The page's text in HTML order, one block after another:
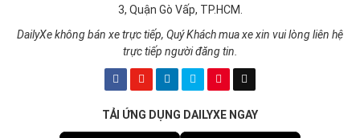
3, Quận Gò Vấp, TP.HCM.
DailyXe không bán xe trực tiếp, Quý Khách mua xe xin vui lòng liên hệ
trực tiếp người đăng tin.
TẢI ỨNG DỤNG DAILYXE NGAY